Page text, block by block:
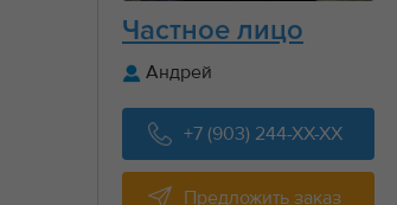
Частное лицо
Андрей
+7 (903) 244-XX-XX
Предложить заказ